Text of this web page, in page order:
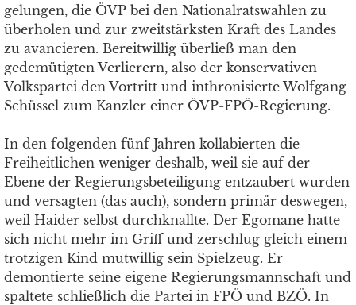
gelungen, die ÖVP bei den Nationalratswahlen zu
überholen und zur zweitstärksten Kraft des Landes
zu avancieren. Bereitwillig überließ man den
gedemütigten Verlierern, also der konservativen
Volkspartei den Vortritt und inthronisierte Wolfgang
Schüssel zum Kanzler einer ÖVP-FPÖ-Regierung.
In den folgenden fünf Jahren kollabierten die
Freiheitlichen weniger deshalb, weil sie auf der
Ebene der Regierungsbeteiligung entzaubert wurden
und versagten (das auch), sondern primär deswegen,
weil Haider selbst durchknallte. Der Egomane hatte
sich nicht mehr im Griff und zerschlug gleich einem
trotzigen Kind mutwillig sein Spielzeug. Er
demontierte seine eigene Regierungsmannschaft und
spaltete schließlich die Partei in FPÖ und BZÖ. In